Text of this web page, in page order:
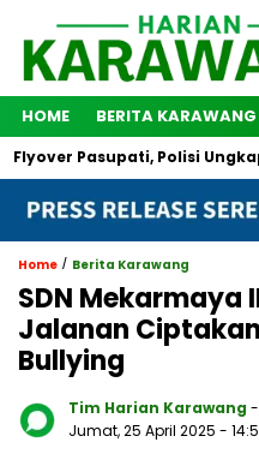
HOME BERITA KARAWANG
Pasupati, Polisi Ungkap
Home / Berita Karawang
SDN Mekarmaya
Jalanan
Bullying
Tim Harian Karawang
Jumat, 25 April 2025 -